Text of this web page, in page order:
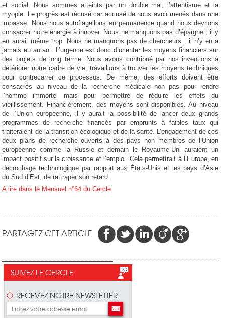
et social. Nous sommes atteints par un double mal, l’attentisme et la
myopie. Le progrès est récusé car accusé de nous avoir menés dans une
impasse. Nous nous autoflagellons en permanence quand nous devrions
consacrer notre énergie à innover. Nous ne manquons pas d’épargne ; il y
en aurait même trop. Nous ne manquons pas de chercheurs ; il n’y en a
jamais eu autant. L’urgence est donc d’orienter les moyens financiers sur
des projets de long terme. Nous avons contribué par nos inventions à
détériorer notre cadre de vie, travaillons à trouver les moyens techniques
pour contrecarrer ce processus. De même, des efforts doivent être
consacrés au niveau de la recherche médicale non pas pour rendre
l’homme immortel mais pour permettre de réduire les effets du
vieillissement. Financièrement, des moyens sont disponibles. Au niveau
de l’Union européenne, il y aurait la possibilité de lancer deux grands
programmes de recherche financés par emprunts à faibles taux qui
traiteraient de la transition écologique et de la santé. L’engagement de ces
deux plans de recherche ouverts à des pays non membres de l’Union
européenne comme la Russie et demain le Royaume-Uni auraient un
impact positif sur la croissance et l’emploi. Cela permettrait à l’Europe, en
décrochage technologique par rapport aux États-Unis et les pays d’Asie
du Sud d’Est, de rattraper son retard.
A lire dans le Mensuel n°64 du Cercle
PARTAGEZ CET ARTICLE
SUIVEZ LE CERCLE
RECEVEZ NOTRE NEWSLETTER